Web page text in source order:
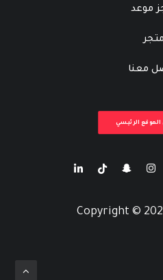
موعد
متجر
معنا
الموقع الرئيسي
Copyright ©